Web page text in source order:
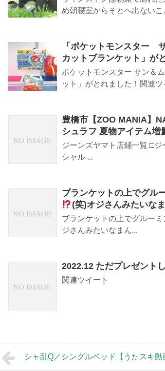
め朝寝室からそとへ出ない
「ポケットモンスター
カットブランケット」が
ポケットモンスター サン＆
ット」がとれました！関連ツ
豊橋市【ZOO MANIA】
シュラフ 夏物アイテム
ジーンズヤマト店鋪一覧 □
シャル ...
ブランケットの上でグル
(笑)オジさんみたいな
ブランケットの上でグルー
ジさんみたいなまん...
2022.12 ただプレゼント
関連ツイート
シャ乱Q／シングルベッド【うたスキ動